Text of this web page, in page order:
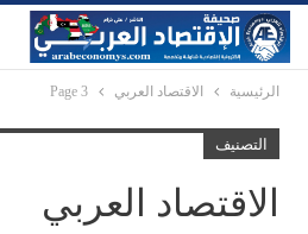
الرئيسية الاقتصاد العربي Page 3
التصنيف
الاقتصاد العربي